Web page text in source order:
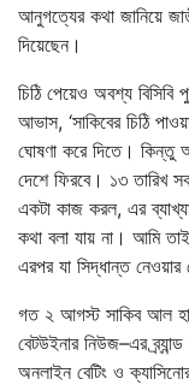
আনুগত্যের কথা জানিয়ে
দিয়েছেন।
চিঠি পেয়েও অবশ্য বিসিবি
আভাস, ‘সাকিবের চিঠি
ঘোষণা করে দিতে। কিন্তু
দেশে ফিরবে। ১৩ তারিখ
একটা কাজ করল, এর
কথা বলা যায় না। আমি
এরপর যা সিদ্ধান্ত নেওয়ার
গত ২ আগস্ট সাকিব আল
বেটউইনার নিউজ–এর
অনলাইন বেটিং ও